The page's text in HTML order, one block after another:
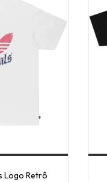
Logo Retrô